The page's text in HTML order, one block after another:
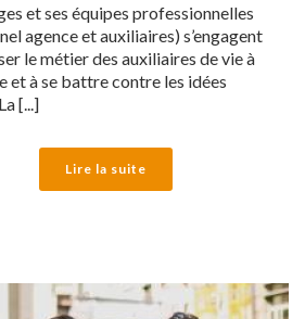
et ses équipes professionnelles
agence et auxiliaires) s’engagent
le métier des auxiliaires de vie à
et à se battre contre les idées
[...]
Lire la suite